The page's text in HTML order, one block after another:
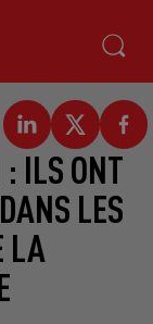
ILS ONT
LES
LA